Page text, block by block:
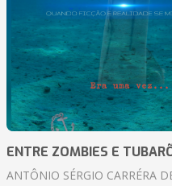
ENTRE ZOMBIES E
ANTÔNIO SÉRGIO CARRÉRA